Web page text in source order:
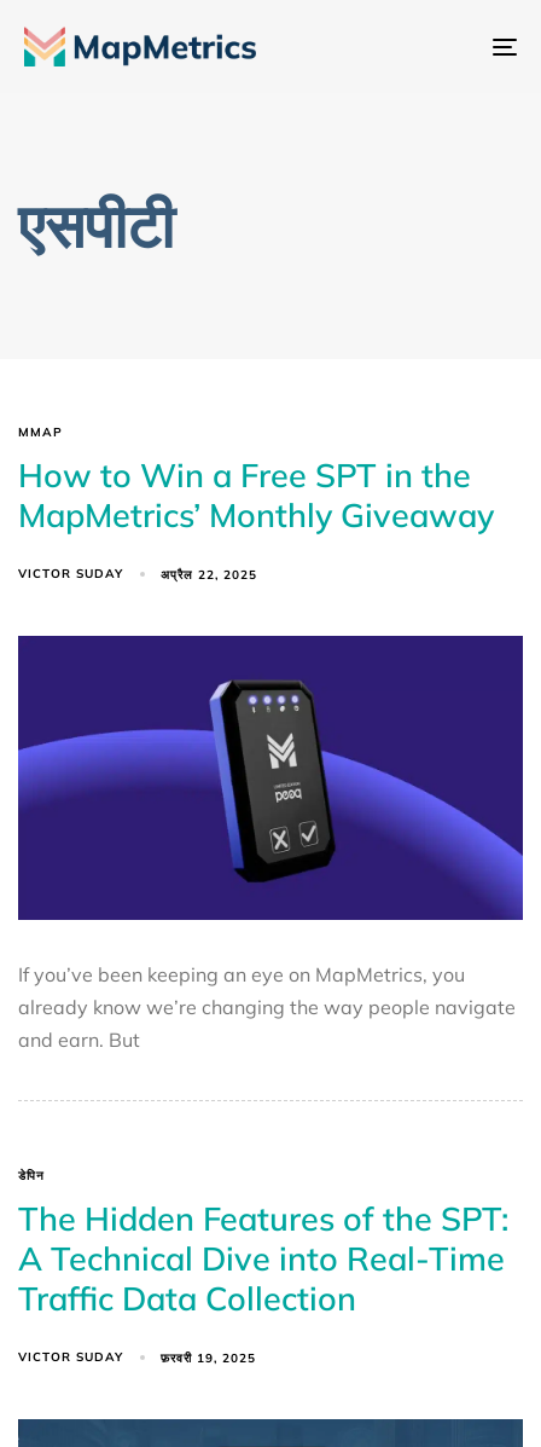
एसपीटी
MMAP
How to Win a Free SPT in the
MapMetrics’ Monthly Giveaway
VICTOR SUDAY अप्रैल 22, 2025
If you’ve been keeping an eye on MapMetrics, you
already know we’re changing the way people navigate
and earn. But
डेपिन
The Hidden Features of the SPT:
A Technical Dive into Real-Time
Traffic Data Collection
VICTOR SUDAY फ़रवरी 19, 2025